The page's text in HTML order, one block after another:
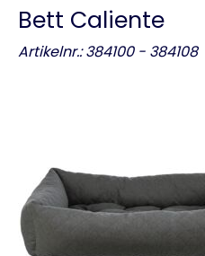
Bett Caliente
Artikelnr.: 384100 - 384108